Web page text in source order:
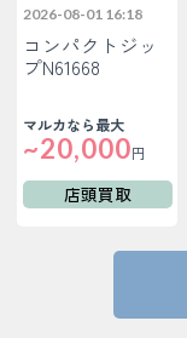
2026-08-01 16:18
コンパクトジッ
プN61668
マルカなら最大
~20,000円
店頭買取